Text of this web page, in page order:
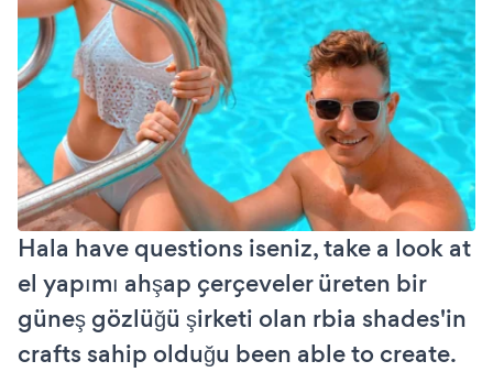
Hala have questions iseniz, take a look at
el yapımı ahşap çerçeveler üreten bir
güneş gözlüğü şirketi olan rbia shades'in
crafts sahip olduğu been able to create.